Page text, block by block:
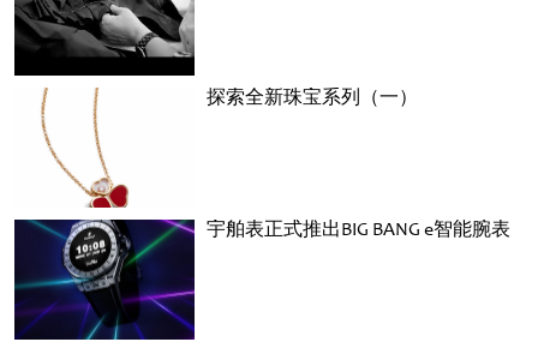
探索全新珠宝系列（一）
宇舶表正式推出BIG BANG e智能腕表